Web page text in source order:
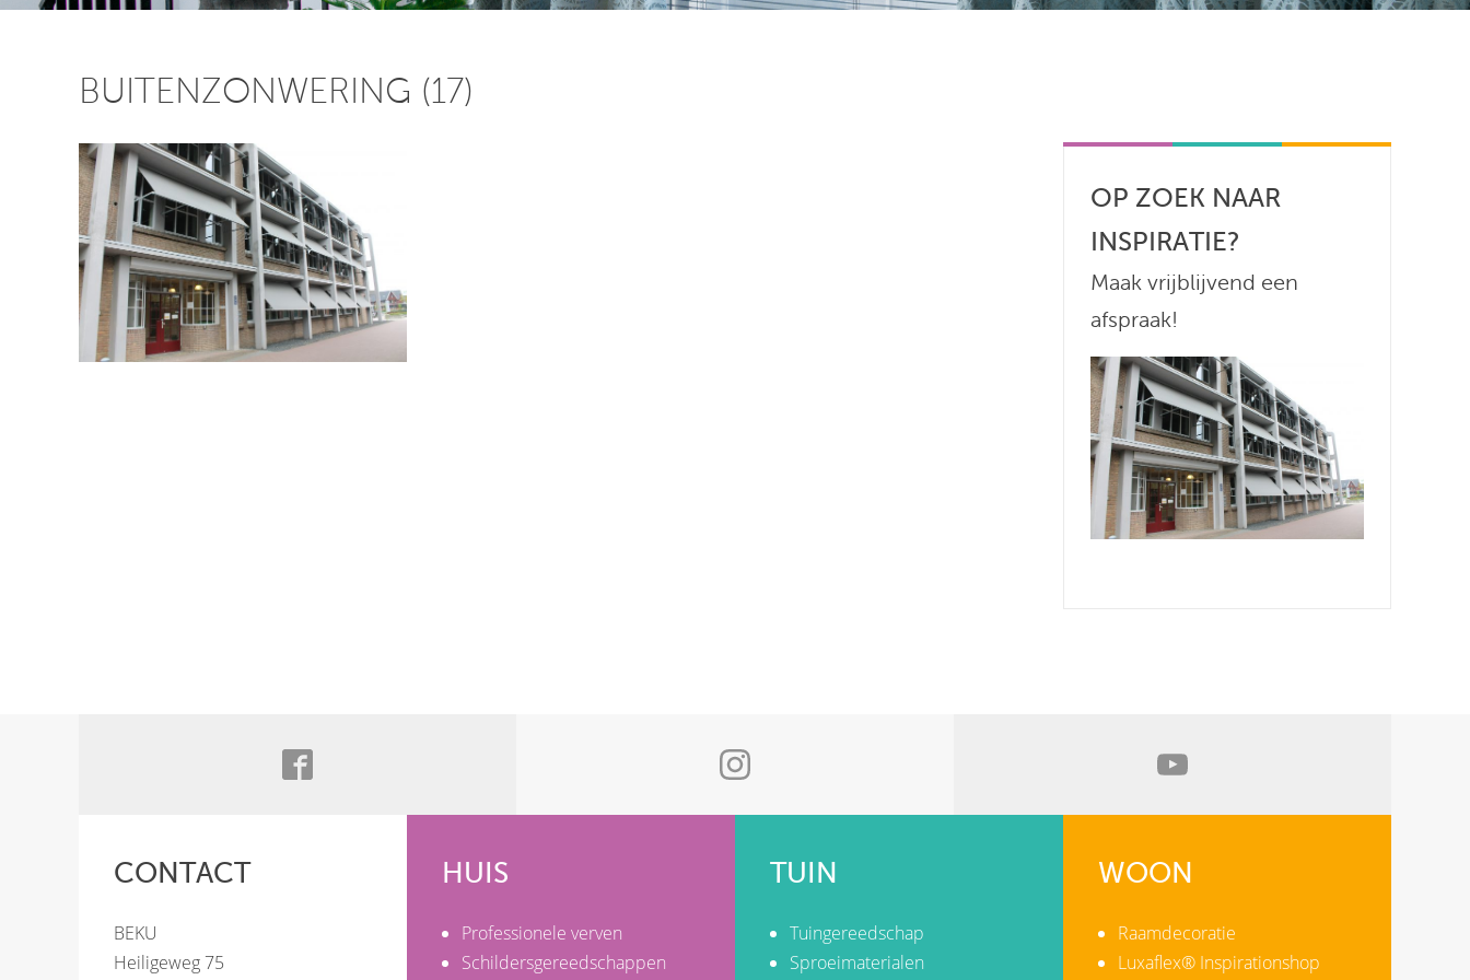
BUITENZONWERING (17)
OP ZOEK NAAR
INSPIRATIE?
Maak vrijblijvend een
afspraak!
CONTACT
BEKU
Heiligeweg 75
HUIS
Professionele verven
Schildersgereedschappen
TUIN
Tuingereedschap
Sproeimaterialen
WOON
Raamdecoratie
Luxaflex® Inspirationshop